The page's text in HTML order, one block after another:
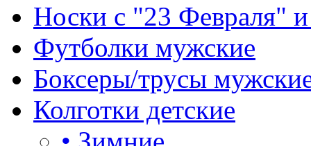
Носки с "23 Февраля"
Футболки мужские
Боксеры/трусы
Колготки детские